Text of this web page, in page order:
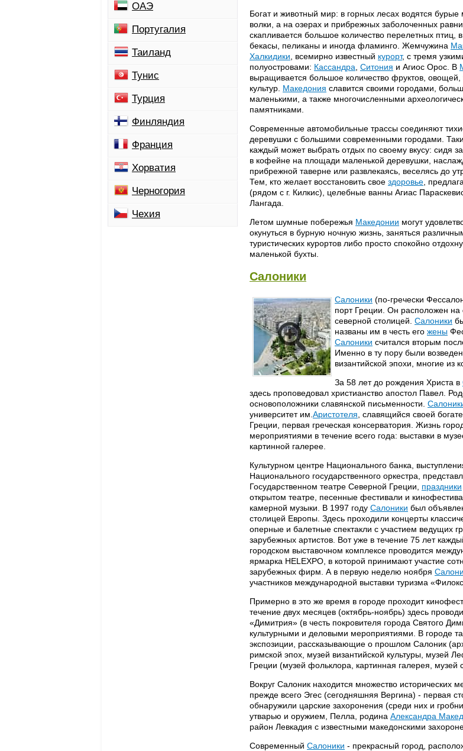
Богат и животный мир: в горных лесах водятся бурые
волки, а на озерах и прибрежных заболоченных
скапливается большое количество перелетных птиц,
бекасы, пеликаны и иногда фламинго. Жемчужина
Халкидики , всемирно известный курорт, с тремя
полуостровами: Кассандра Ситония и Агиос Орос. В
выращивается большое количество фруктов, овощей,
культур. Македония славится своими городами,
маленькими, а также многочисленными
памятниками.
Современные автомобильные трассы соединяют
деревушки с большими современными городами.
каждый может выбрать отдых по своему вкусу: сидя
в кофейне на площади маленькой деревушки,
прибрежной таверне или развлекаясь, веселясь до
Тем, кто желает восстановить свое здоровье ,
(рядом с г. Килкис), целебные ванны Агиас
Лангада.
Летом шумные побережья Македонии могут
окунуться в бурную ночную жизнь, заняться
туристических курортов либо просто спокойно
маленькой бухты.
Салоники
Салоники (по-гречески
порт Греции. Он расположен на
северной столицей. Салоники
названы им в честь его жены
Салоники считался вторым
Именно в ту пору были
византийской эпохи, многие из
За 58 лет до рождения Христа в
здесь проповедовал христианство апостол Павел.
основоположники славянской письменности.
университет им. Аристотеля , славящийся своей
Греции, первая греческая консерватория. Жизнь
мероприятиями в течение всего года: выставки в
картинной галерее.
Культурном центре Национального банка,
Национального государственного оркестра,
Государственном театре Северной Греции, праздники
открытом театре, песенные фестивали и
камерной музыки. В 1997 году Салоники был
столицей Европы. Здесь проходили концерты
оперные и балетные спектакли с участием ведущих
зарубежных артистов. Вот уже в течение 75 лет
городском выставочном комплексе проводится
ярмарка HELEXPO, в которой принимают участие
зарубежных фирм. А в первую неделю ноября
участников международной выставки туризма
Примерно в это же время в городе проходит
течение двух месяцев (октябрь-ноябрь) здесь
«Димитрия» (в честь покровителя города Святого
культурными и деловыми мероприятиями. В городе
экспозиции, рассказывающие о прошлом Салоник
римской эпох, музей византийской культуры, музей
Греции (музей фольклора, картинная галерея, музей
Вокруг Салоник находится множество исторических
прежде всего Эгес (сегодняшняя Вергина) - первая
обнаружили царские захоронения (среди них и
утварью и оружием, Пелла, родина Александра
район Левкадия с известными македонскими
Современный Салоники - прекрасный город,
ОАЭ
Португалия
Таиланд
Тунис
Турция
Финляндия
Франция
Хорватия
Черногория
Чехия